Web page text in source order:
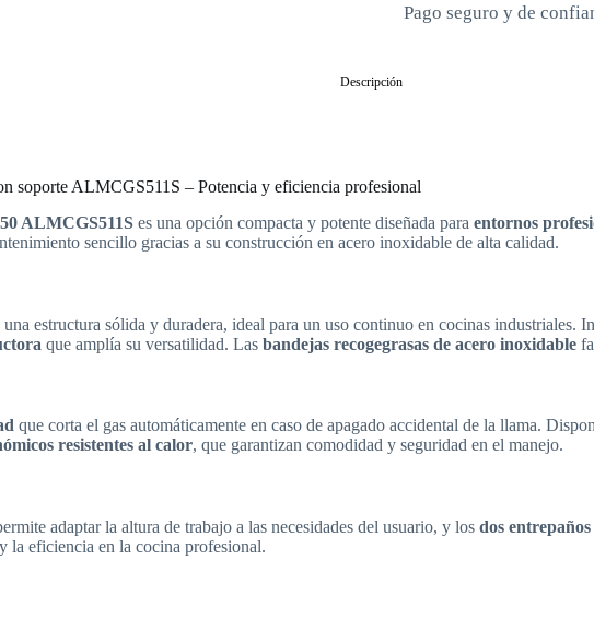
Pago seguro y de
Descripción
soporte ALMCGS511S – Potencia y eficiencia profesional
ALMCGS511S es una opción compacta y potente diseñada paraentornos
sencillo gracias a su construcción en acero inoxidable de alta calidad.
estructura sólida y duradera, ideal para un uso continuo en cocinas industriales.
que amplía su versatilidad. Lasbandejas recogegrasas de acero inoxidable
que corta el gas automáticamente en caso de apagado accidental de la llama.
resistentes al calor, que garantizan comodidad y seguridad en el manejo.
adaptar la altura de trabajo a las necesidades del usuario, y losdos
la eficiencia en la cocina profesional.